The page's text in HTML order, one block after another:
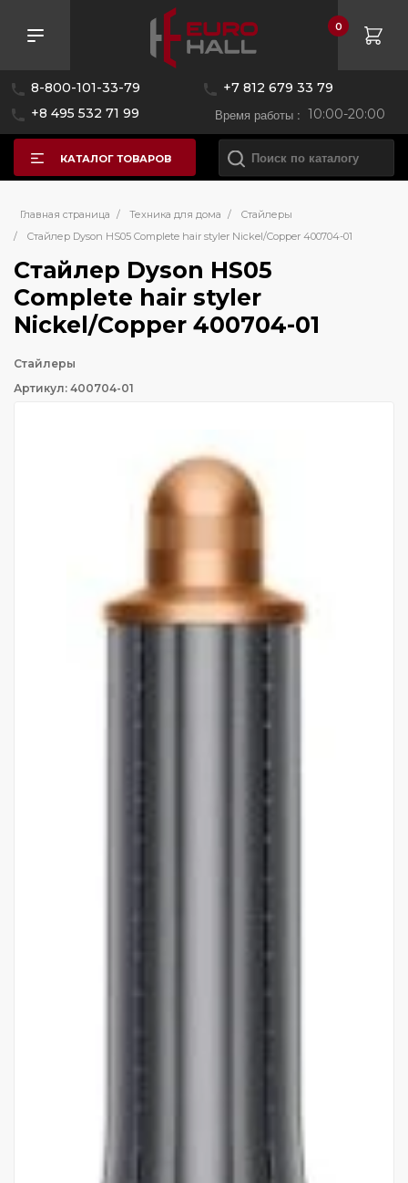
8-800-101-33-79
+7 812 679 33 79
+8 495 532 71 99
Время работы : 10:00-20:00
0
КАТАЛОГ ТОВАРОВ
Главная страница / Техника для дома /
Стайлеры
/
Стайлер Dyson HS05 Complete hair styler Nickel/Copper 400704-01
Стайлер Dyson HS05
Complete hair styler
Nickel/Copper 400704-01
Стайлеры
Артикул: 400704-01